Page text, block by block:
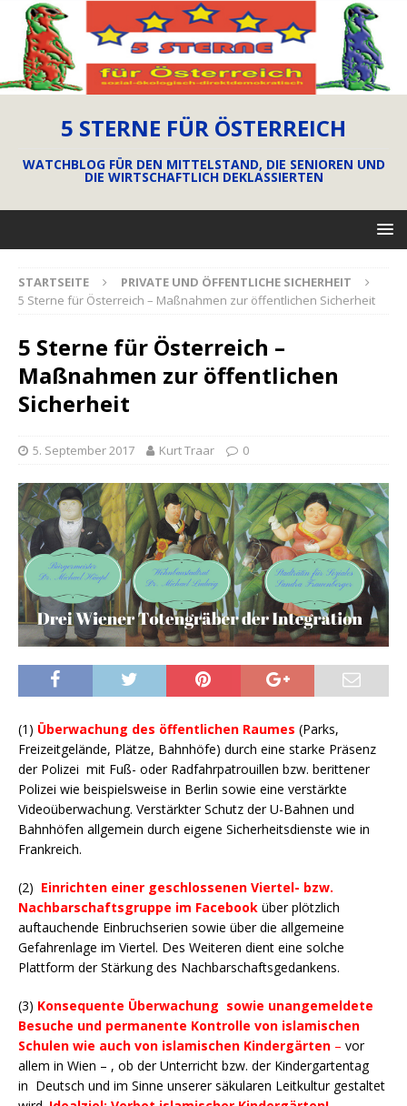
5 STERNE FÜR ÖSTERREICH
WATCHBLOG FÜR DEN MITTELSTAND, DIE SENIOREN UND
DIE WIRTSCHAFTLICH DEKLASSIERTEN
STARTSEITE
PRIVATE UND ÖFFENTLICHE SICHERHEIT
5 Sterne für Österreich – Maßnahmen zur öffentlichen Sicherheit
5 Sterne für Österreich –
Maßnahmen zur öffentlichen
Sicherheit
5. September 2017 Kurt Traar 0
(1) Überwachung des öffentlichen Raumes (Parks,
Freizeitgelände, Plätze, Bahnhöfe) durch eine starke Präsenz
der Polizei mit Fuß- oder Radfahrpatrouillen bzw. berittener
Polizei wie beispielsweise in Berlin sowie eine verstärkte
Videoüberwachung. Verstärkter Schutz der U-Bahnen und
Bahnhöfen allgemein durch eigene Sicherheitsdienste wie in
Frankreich.
(2) Einrichten einer geschlossenen Viertel- bzw.
Nachbarschaftsgruppe im Facebook über plötzlich
auftauchende Einbruchserien sowie über die allgemeine
Gefahrenlage im Viertel. Des Weiteren dient eine solche
Plattform der Stärkung des Nachbarschaftsgedankens.
(3) Konsequente Überwachung sowie unangemeldete
Besuche und permanente Kontrolle von islamischen
Schulen wie auch von islamischen Kindergärten – vor
allem in Wien – , ob der Unterricht bzw. der Kindergartentag
in Deutsch und im Sinne unserer säkularen Leitkultur gestaltet